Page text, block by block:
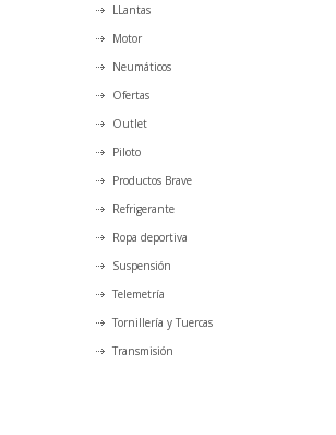
LLantas
Motor
Neumáticos
Ofertas
Outlet
Piloto
Productos Brave
Refrigerante
Ropa deportiva
Suspensión
Telemetría
Tornillería y Tuercas
Transmisión